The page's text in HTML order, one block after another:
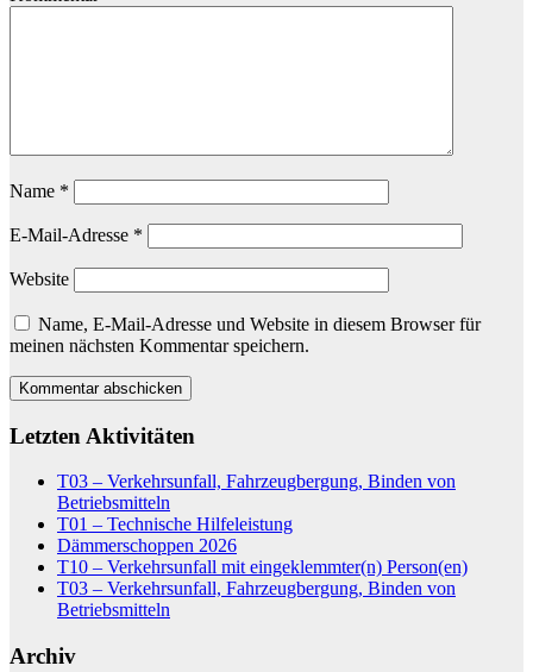
Name *
E-Mail-Adresse *
Website
Name, E-Mail-Adresse und Website in diesem Browser für
meinen nächsten Kommentar speichern.
Letzten Aktivitäten
T03 – Verkehrsunfall, Fahrzeugbergung, Binden von
Betriebsmitteln
T01 – Technische Hilfeleistung
Dämmerschoppen 2026
T10 – Verkehrsunfall mit eingeklemmter(n) Person(en)
T03 – Verkehrsunfall, Fahrzeugbergung, Binden von
Betriebsmitteln
Archiv